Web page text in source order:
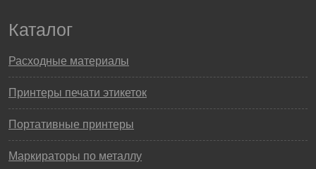
Каталог
Расходные материалы
Принтеры печати этикеток
Портативные принтеры
Маркираторы по металлу